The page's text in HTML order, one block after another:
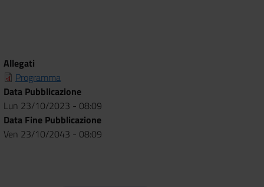
Allegati
Programma
Data Pubblicazione
Lun 23/10/2023 - 08:09
Data Fine Pubblicazione
Ven 23/10/2043 - 08:09